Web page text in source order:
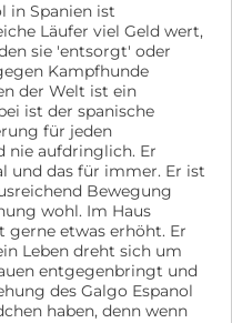
in Spanien ist
Läufer viel Geld wert,
sie 'entsorgt' oder
Kampfhunde
der Welt ist ein
ist der spanische
für jeden
nie aufdringlich. Er
und das für immer. Er ist
Bewegung
wohl. Im Haus
etwas erhöht. Er
Leben dreht sich um
entgegenbringt und
des Galgo Espanol
haben, denn wenn